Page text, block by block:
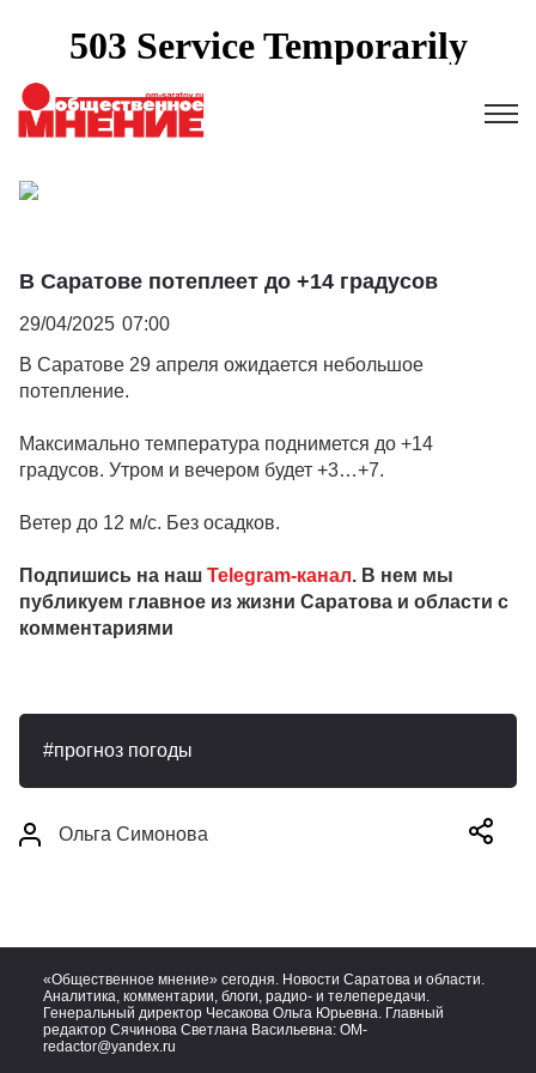
В Саратове потеплеет до +14 градусов
29/04/2025 07:00
В Саратове 29 апреля ожидается небольшое
потепление.
Максимально температура поднимется до +14
градусов. Утром и вечером будет +3…+7.
Ветер до 12 м/с. Без осадков.
Подпишись на наш Telegram-канал. В нем мы
публикуем главное из жизни Саратова и области с
комментариями
прогноз погоды
Ольга Симонова
«Общественное мнение» сегодня. Новости Саратова и области.
Аналитика, комментарии, блоги, радио- и телепередачи.
Генеральный директор Чесакова Ольга Юрьевна. Главный
редактор Сячинова Светлана Васильевна: OM-
redactor@yandex.ru